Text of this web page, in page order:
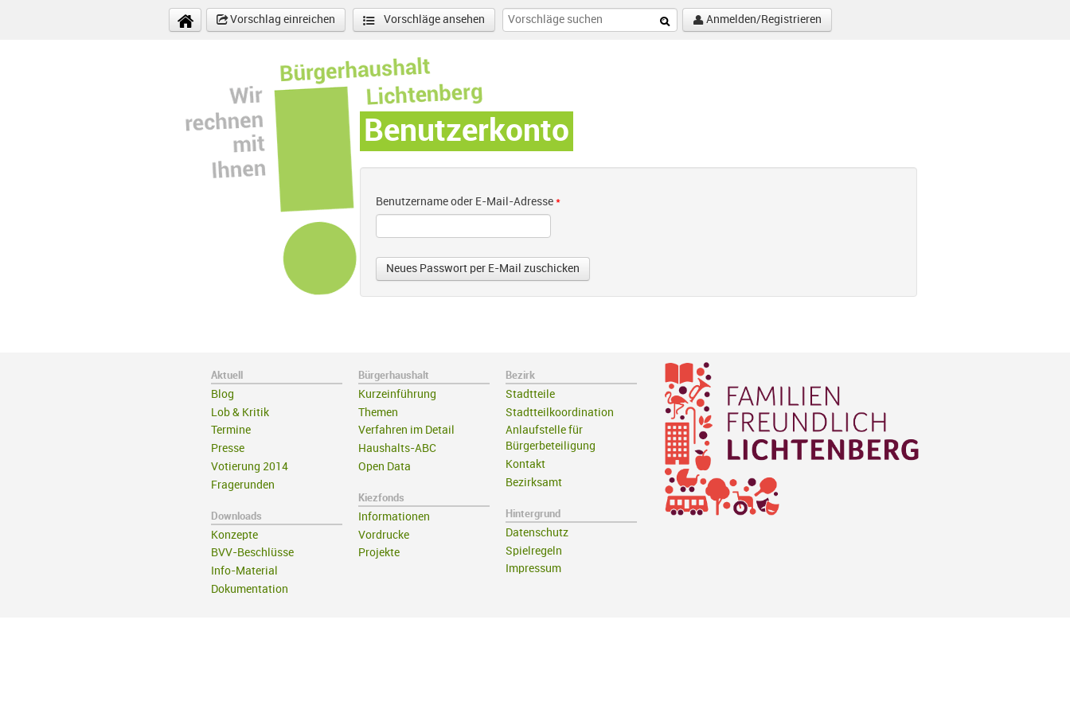
Vorschlag einreichen
Vorschläge ansehen Anmelden/Registrieren
Benutzerkonto
Benutzername oder E-Mail-Adresse *
Aktuell
Blog
Lob & Kritik
Termine
Presse
Votierung 2014
Fragerunden
Downloads
Konzepte
BVV-Beschlüsse
Info-Material
Dokumentation
Bürgerhaushalt
Kurzeinführung
Themen
Verfahren im Detail
Haushalts-ABC
Open Data
Kiezfonds
Informationen
Vordrucke
Projekte
Bezirk
Stadtteile
Stadtteilkoordination
Anlaufstelle für
Bürgerbeteiligung
Kontakt
Bezirksamt
Hintergrund
Datenschutz
Spielregeln
Impressum